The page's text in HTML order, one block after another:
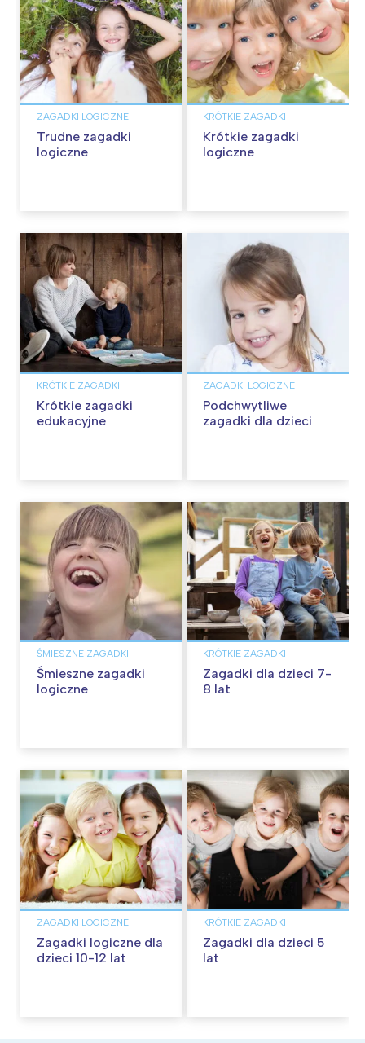
ZAGADKI LOGICZNE
Trudne zagadki
logiczne
KRÓTKIE ZAGADKI
Krótkie zagadki
logiczne
KRÓTKIE ZAGADKI
Krótkie zagadki
edukacyjne
ZAGADKI LOGICZNE
Podchwytliwe
zagadki dla dzieci
ŚMIESZNE ZAGADKI
Śmieszne zagadki
logiczne
KRÓTKIE ZAGADKI
Zagadki dla dzieci 7-
8 lat
ZAGADKI LOGICZNE
Zagadki logiczne dla
dzieci 10-12 lat
KRÓTKIE ZAGADKI
Zagadki dla dzieci 5
lat